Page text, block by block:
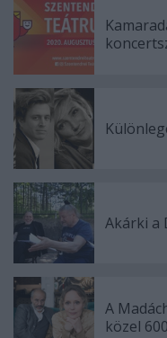
Akárki a
A
közel